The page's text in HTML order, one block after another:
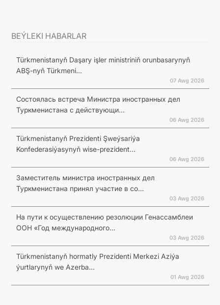
BEÝLEKI HABARLAR
Türkmenistanyň Daşary işler ministriniň orunbasarynyň
ABŞ-nyň Türkmeni...
07 Awg 2026
Состоялась встреча Министра иностранных дел
Туркменистана с действующи...
06 Awg 2026
Türkmenistanyň Prezidenti Şweýsariýa
Konfederasiýasynyň wise-prezident...
06 Awg 2026
Заместитель министра иностранных дел
Туркменистана принял участие в со...
03 Awg 2026
На пути к осуществлению резолюции Генассамблеи
ООН «Год международного...
03 Awg 2026
Türkmenistanyň hormatly Prezidenti Merkezi Aziýa
ýurtlarynyň we Azerba...
01 Awg 2026